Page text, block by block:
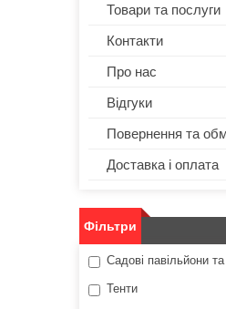
Товари та послуги
Контакти
Про нас
Відгуки
Повернення та
Доставка і оплата
Фільтри
Садові павільйони
Тенти